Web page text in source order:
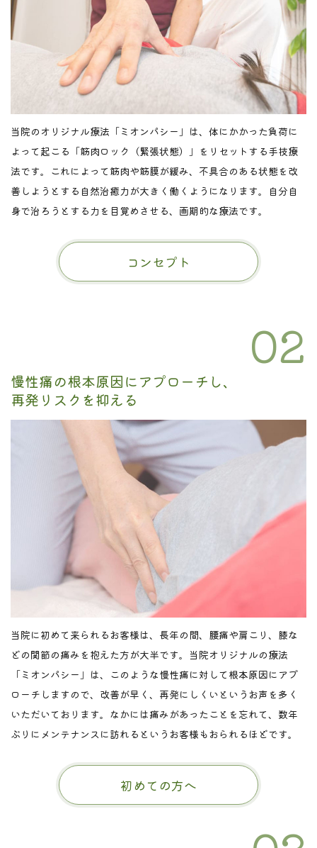
当院のオリジナル療法「ミオンパシー」は、体にかかった負荷に
よって起こる「筋肉ロック（緊張状態）」をリセットする手技療
法です。これによって筋肉や筋膜が緩み、不具合のある状態を改
善しようとする自然治癒力が大きく働くようになります。自分自
身で治ろうとする力を目覚めさせる、画期的な療法です。
コンセプト
02
慢性痛の根本原因にアプローチし、
再発リスクを抑える
当院に初めて来られるお客様は、長年の間、腰痛や肩こり、膝な
どの関節の痛みを抱えた方が大半です。当院オリジナルの療法
「ミオンパシー」は、このような慢性痛に対して根本原因にアプ
ローチしますので、改善が早く、再発にしくいというお声を多く
いただいております。なかには痛みがあったことを忘れて、数年
ぶりにメンテナンスに訪れるというお客様もおられるほどです。
初めての方へ